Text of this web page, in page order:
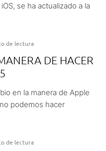
se ha actualizado a la
de lectura
DE HACER
en la manera de Apple
podemos hacer
de lectura